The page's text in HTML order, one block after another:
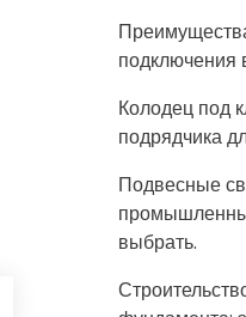
подключения
Колодец под
подрядчика
Подвесные
выбрать.